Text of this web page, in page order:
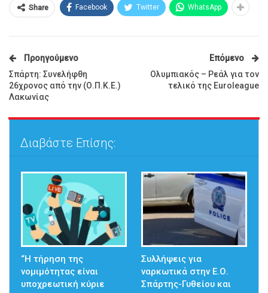
Share Facebook Twitter WhatsApp
Προηγούμενο
Σπάρτη: Συνελήφθη
26χρονος από την (Ο.Π.Κ.Ε.)
Λακωνίας
Επόμενο
Ολυμπιακός – Ρεάλ για τον
τελικό της Euroleague
Διαβάστε Επίσης:
“Η τήρηση της
νομιμότητας είναι
υποχρεωτική κύριε
Συλλήψεις για
ναρκωτικά στην Ε.Ο.
Σπάρτης-Γυθείου και